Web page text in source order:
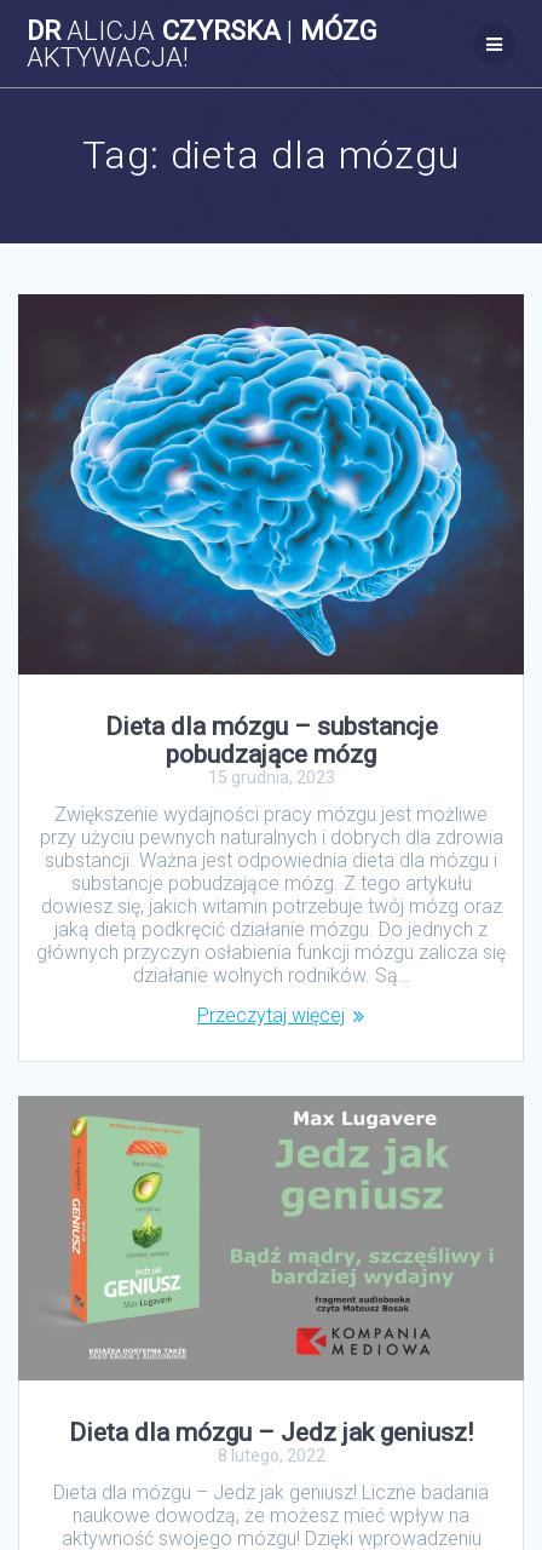
to
DRALICJA CZYRSKA | MÓZG
AKTYWACJA!
Tag: dieta dla mózgu
Dieta dla mózgu – substancje
pobudzające mózg
15 grudnia, 2023
Zwiększenie wydajności pracy mózgu jest możliwe
przy użyciu pewnych naturalnych i dobrych dla zdrowia
substancji. Ważna jest odpowiednia dieta dla mózgu i
substancje pobudzające mózg. Z tego artykułu
dowiesz się, jakich witamin potrzebuje twój mózg oraz
jaką dietą podkręcić działanie mózgu. Do jednych z
głównych przyczyn osłabienia funkcji mózgu zalicza się
działanie wolnych rodników. Są…
Przeczytaj więcej
Dieta dla mózgu – Jedz jak geniusz!
8 lutego, 2022
Dieta dla mózgu – Jedz jak geniusz! Liczne badania
naukowe dowodzą, że możesz mieć wpływ na
aktywność swojego mózgu! Dzięki wprowadzeniu